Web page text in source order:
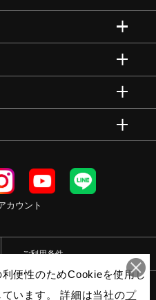
カウント
ご利用条件
便性のためCookieを使用し
います。 詳細は当社のプ